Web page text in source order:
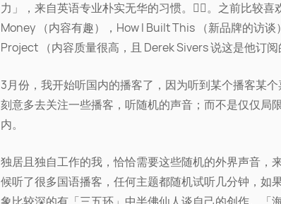
力」，来自英语专业朴实无华的习惯。🤦‍♀️。之前比较
Money （内容有趣），How I Built This （新品牌的访
Project （内容质量很高，且 Derek Sivers 说这是他订阅
3月份，我开始听国内的播客了，因为听到某个播客某
刻意多去关注一些播客，听随机的声音；而不是仅仅局
内。
独居且独自工作的我，恰恰需要这些随机的外界声音，
候听了很多国语播客，任何主题都随机试听几分钟，如